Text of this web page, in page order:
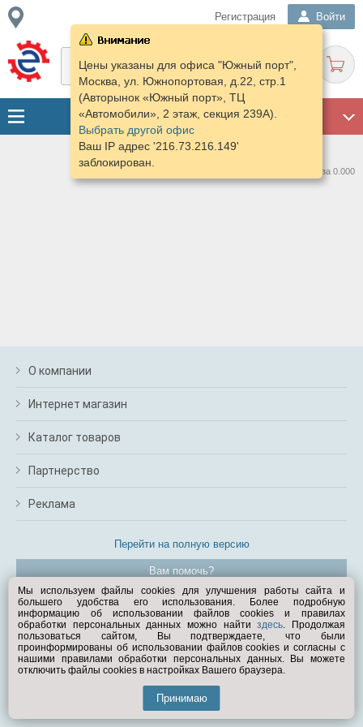
Регистрация Войти
Цены указаны для офиса "Южный порт",
Москва, ул. Южнопортовая, д.22, стр.1
(Авторынок «Южный порт», ТЦ
«Автомобили», 2 этаж, секция 239А).
Выбрать другой офис
Ваш IP адрес '216.73.216.149'
заблокирован.
Нашлось предложений: 0 за 0.000
О компании
Интернет магазин
Каталог товаров
Партнерство
Реклама
Перейти на полную версию
Вам помочь?
© Exist.ru 1998—2026
Мы используем файлы cookies для улучшения работы сайта и
большего удобства его использования. Более подробную
информацию об использовании файлов cookies и правилах
обработки персональных данных можно найтиздесь. Продолжая
пользоваться сайтом, Вы подтверждаете, что были
проинформированы об использовании файлов cookies и согласны с
нашими правилами обработки персональных данных. Вы можете
отключить файлы cookies в настройках Вашего браузера.
Принимаю